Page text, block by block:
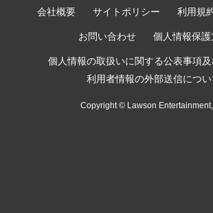
会社概要 サイトポリシー 利用規
お問い合わせ 個人情報保護
個人情報の取扱いに関する公表事項
利用者情報の外部送信につい
Copyright © Lawson